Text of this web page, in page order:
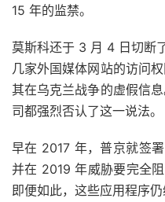
15 年的监禁。
莫斯科还于 3 月 4 日切断
几家外国媒体网站的访问
其在乌克兰战争的虚假信
司都强烈否认了这一说法。
早在 2017 年，普京就签
并在 2019 年威胁要完全
即便如此，这些应用程序仍